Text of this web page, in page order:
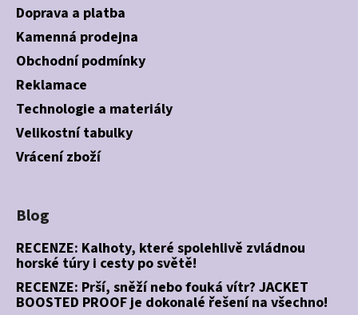
Doprava a platba
Kamenná prodejna
Obchodní podmínky
Reklamace
Technologie a materiály
Velikostní tabulky
Vrácení zboží
Blog
RECENZE: Kalhoty, které spolehlivě zvládnou
horské túry i cesty po světě!
RECENZE: Prší, sněží nebo fouká vítr? JACKET
BOOSTED PROOF je dokonalé řešení na všechno!